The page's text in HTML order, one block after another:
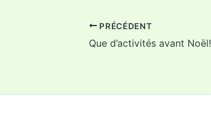
PRÉCÉDENT
Que d’activités avant Noël!